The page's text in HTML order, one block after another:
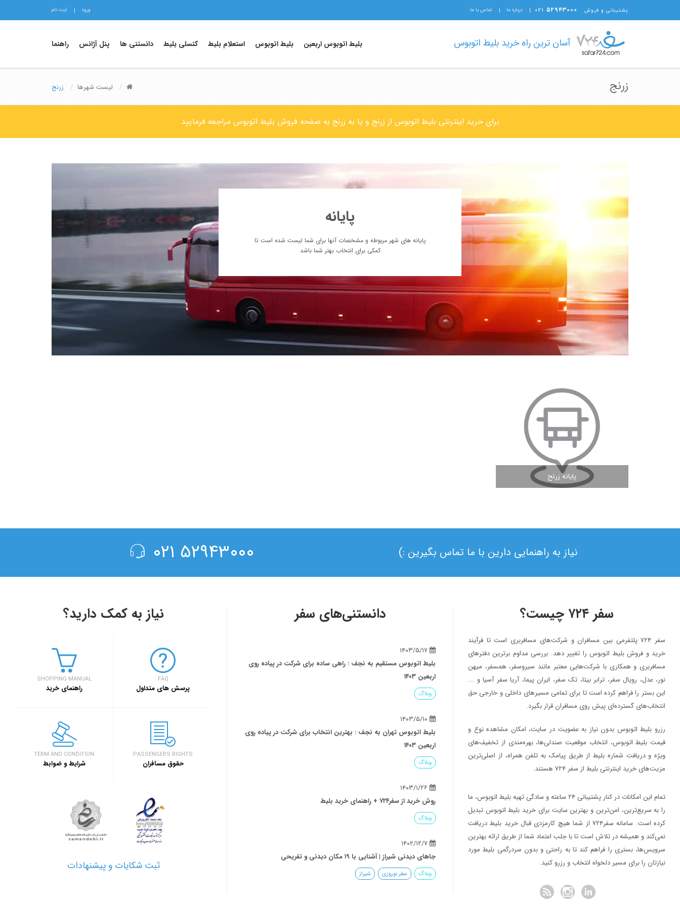
پشتیبانی و فروش ۵۲۹۴۳۰۰۰ ۰۲۱ درباره ما تماس با ما ورود ثبت نام
آسان ترین راه خرید بلیط اتوبوس بلیط اتوبوس اربعین بلیط اتوبوس استعلام بلیط کنسلی بلیط دانستنی ها پنل آژانس راهنما
زرنج لیست شهرها زرنج
برای خرید اینترنتی بلیط اتوبوس از زرنج و یا به زرنج به صفحه فروش بلیط اتوبوس مراجعه فرمایید
پایانه
پایانه های شهر مربوطه و مشخصات آنها برای شما لیست شده است تا
کمکی برای انتخاب بهتر شما باشد
پایانه زرنج
مشاهده ادامه مطلب
نیاز به راهنمایی دارین با ما تماس بگیرین :) ۵۲۹۴۳۰۰۰ ۰۲۱
سفر ۷۲۴ چیست؟
سفر ۷۲۴ پلتفرمی بین مسافران و شرکت‌های مسافربری است تا فرآیند
خرید و فروش بلیط اتوبوس را تغییر دهد. بررسی مداوم برترین دفترهای
مسافربری و همکاری با شرکت‌هایی معتبر مانند سیروسفر، همسفر، میهن‌
نور، عدل، رویال سفر، ترابر بیتا، تک سفر، ایران پیما، آریا سفر آسیا و ...
این بستر را فراهم کرده است تا برای تمامی مسیرهای داخلی و خارجی حق
انتخاب‌های گسترده‌ای پیش روی مسافران قرار بگیرد.
رزرو بلیط اتوبوس بدون نیاز به عضویت در سایت، امکان مشاهده نوع و
قیمت بلیط اتوبوس، انتخاب موقعیت صندلی‌ها، بهره‌مندی از تخفیف‌های
ویژه و دریافت شماره‌ بلیط از طریق پیامک به تلفن همراه، از اصلی‌ترین
مزیت‌های خرید اینترنتی بلیط از سفر ۷۲۴ هستند.
تمام این امکانات در کنار پشتیبانی‌ ۲۴ ساعته و سادگی تهیه بلیط اتوبوس، ما
را به سریع‌ترین، امن‌ترین و بهترین سایت برای خرید بلیط اتوبوس تبدیل
کرده است. سامانه سفر۷۲۴ از شما هیچ کارمزدی قبال خرید بلیط دریافت
نمی‌کند و همیشه در تلاش است تا با جلب اعتماد شما از طریق ارائه بهترین
سرویس‌ها، بستری را فراهم کند تا به راحتی و بدون سردرگمی بلیط مورد
نیازتان را برای مسیر دلخواه انتخاب و رزرو کنید.
دانستنی‌های سفر
حضور سفر۷۲۴ در دومین رویداد بهار کارآفرینان استارتاپی تبریز
سفر۷۲۴ خبر
۱۳۹۷/۹/۱
اصفهان برگزار خواهد شد.
نحوه دریافت ارز مسافرتی از بانک‌ها
خبر
بلیط اتوبوس مستقیم به نجف : راهی ساده برای شرکت در پیاده روی
اربعین ۱۴۰۳
وبلاگ
بلیط اتوبوس تهران به نجف : بهترین انتخاب برای شرکت در پیاده روی
اربعین ۱۴۰۳
وبلاگ
روش خرید از سفر۷۲۴ + راهنمای خرید بلیط
وبلاگ
جاهای دیدنی شیراز | آشنایی با ۱۹ مکان دیدنی و تفریحی
وبلاگ سفر نوروزی شیراز
سفر۷۲۴
نیاز به کمک دارید؟
SHOPPING MANUAL
راهنمای خرید
FAQ
پرسش های متداول
TERM AND CONDITION
شرایط و ضوابط
PASSENGERS RIGHTS
حقوق مسافران
ثبت شکایات و پیشنهادات